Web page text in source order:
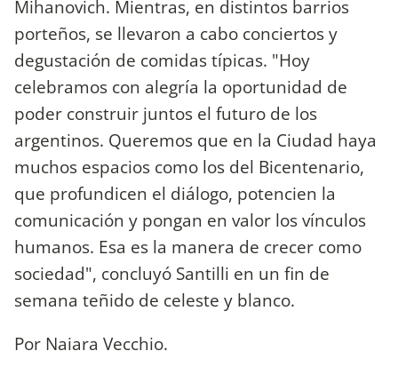
Mihanovich. Mientras, en distintos barrios
porteños, se llevaron a cabo conciertos y
degustación de comidas típicas. "Hoy
celebramos con alegría la oportunidad de
poder construir juntos el futuro de los
argentinos. Queremos que en la Ciudad haya
muchos espacios como los del Bicentenario,
que profundicen el diálogo, potencien la
comunicación y pongan en valor los vínculos
humanos. Esa es la manera de crecer como
sociedad", concluyó Santilli en un fin de
semana teñido de celeste y blanco.
Por Naiara Vecchio.